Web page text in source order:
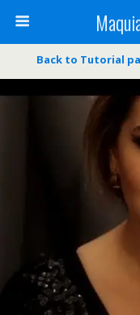
Back to Tutorial